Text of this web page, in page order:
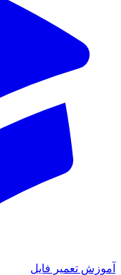
آموزش تعمیر فایل